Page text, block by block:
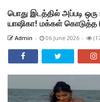
பொது இடத்தில் அப்படி
யாஷிகா! மக்கள் கொடுத்த
Admin - 06 June 2026 -